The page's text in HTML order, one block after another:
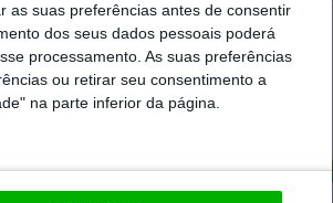
as suas preferências antes de consentir
dos seus dados pessoais poderá
processamento. As suas preferências
ou retirar seu consentimento a
na parte inferior da página.
5